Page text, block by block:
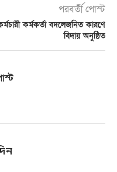
পরবর্তী পোস্ট
কর্মকর্তা বদলেজনিত কারণে
বিদায় অনুষ্ঠিত